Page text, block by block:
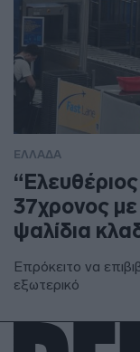
ΕΛΛΑΔΑ
37χρονος με
ψαλίδια
Επρόκειτο να
εξωτερικό